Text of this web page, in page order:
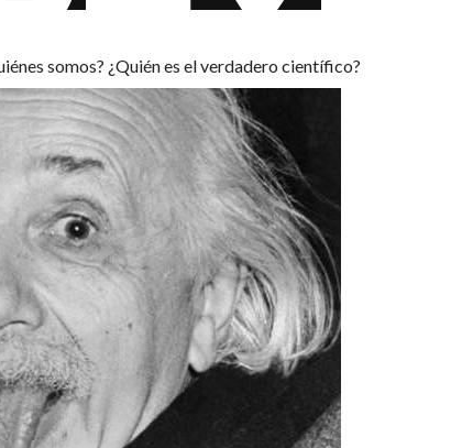
somos? ¿Quién es el verdadero científico?